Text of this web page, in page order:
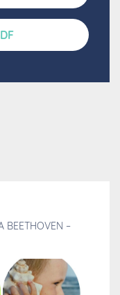
BEETHOVEN –